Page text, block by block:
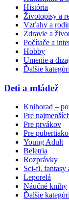
História
Životopisy a
Vzťahy a
Zdravie a
Počítače a
Hobby
Umenie a
Ďalšie
Deti a mládež
Knihorad –
Pre
Pre prvákov
Pre
Young Adult
Beletria
Rozprávky
Sci-fi, fantasy
Leporelá
Náučné knihy
Ďalšie